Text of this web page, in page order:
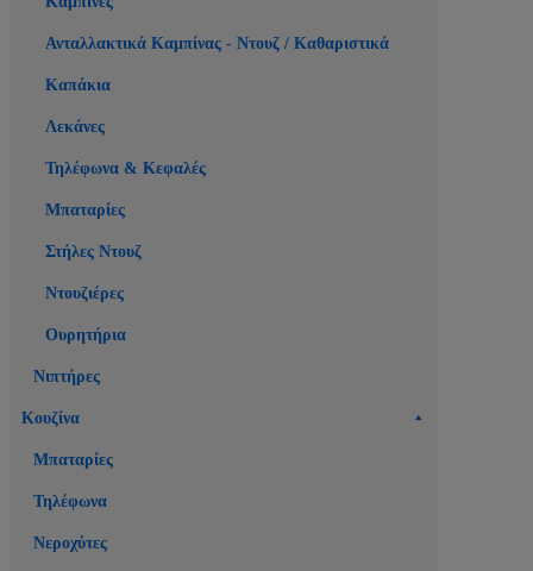
Ανταλλακτικά Καμπίνας - Ντουζ / Καθαριστικά
Καπάκια
Λεκάνες
Τηλέφωνα & Κεφαλές
Μπαταρίες
Στήλες Ντουζ
Ντουζιέρες
Ουρητήρια
Νιπτήρες
Κουζίνα
Μπαταρίες
Τηλέφωνα
Νεροχύτες